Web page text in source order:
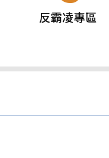
反霸凌專區